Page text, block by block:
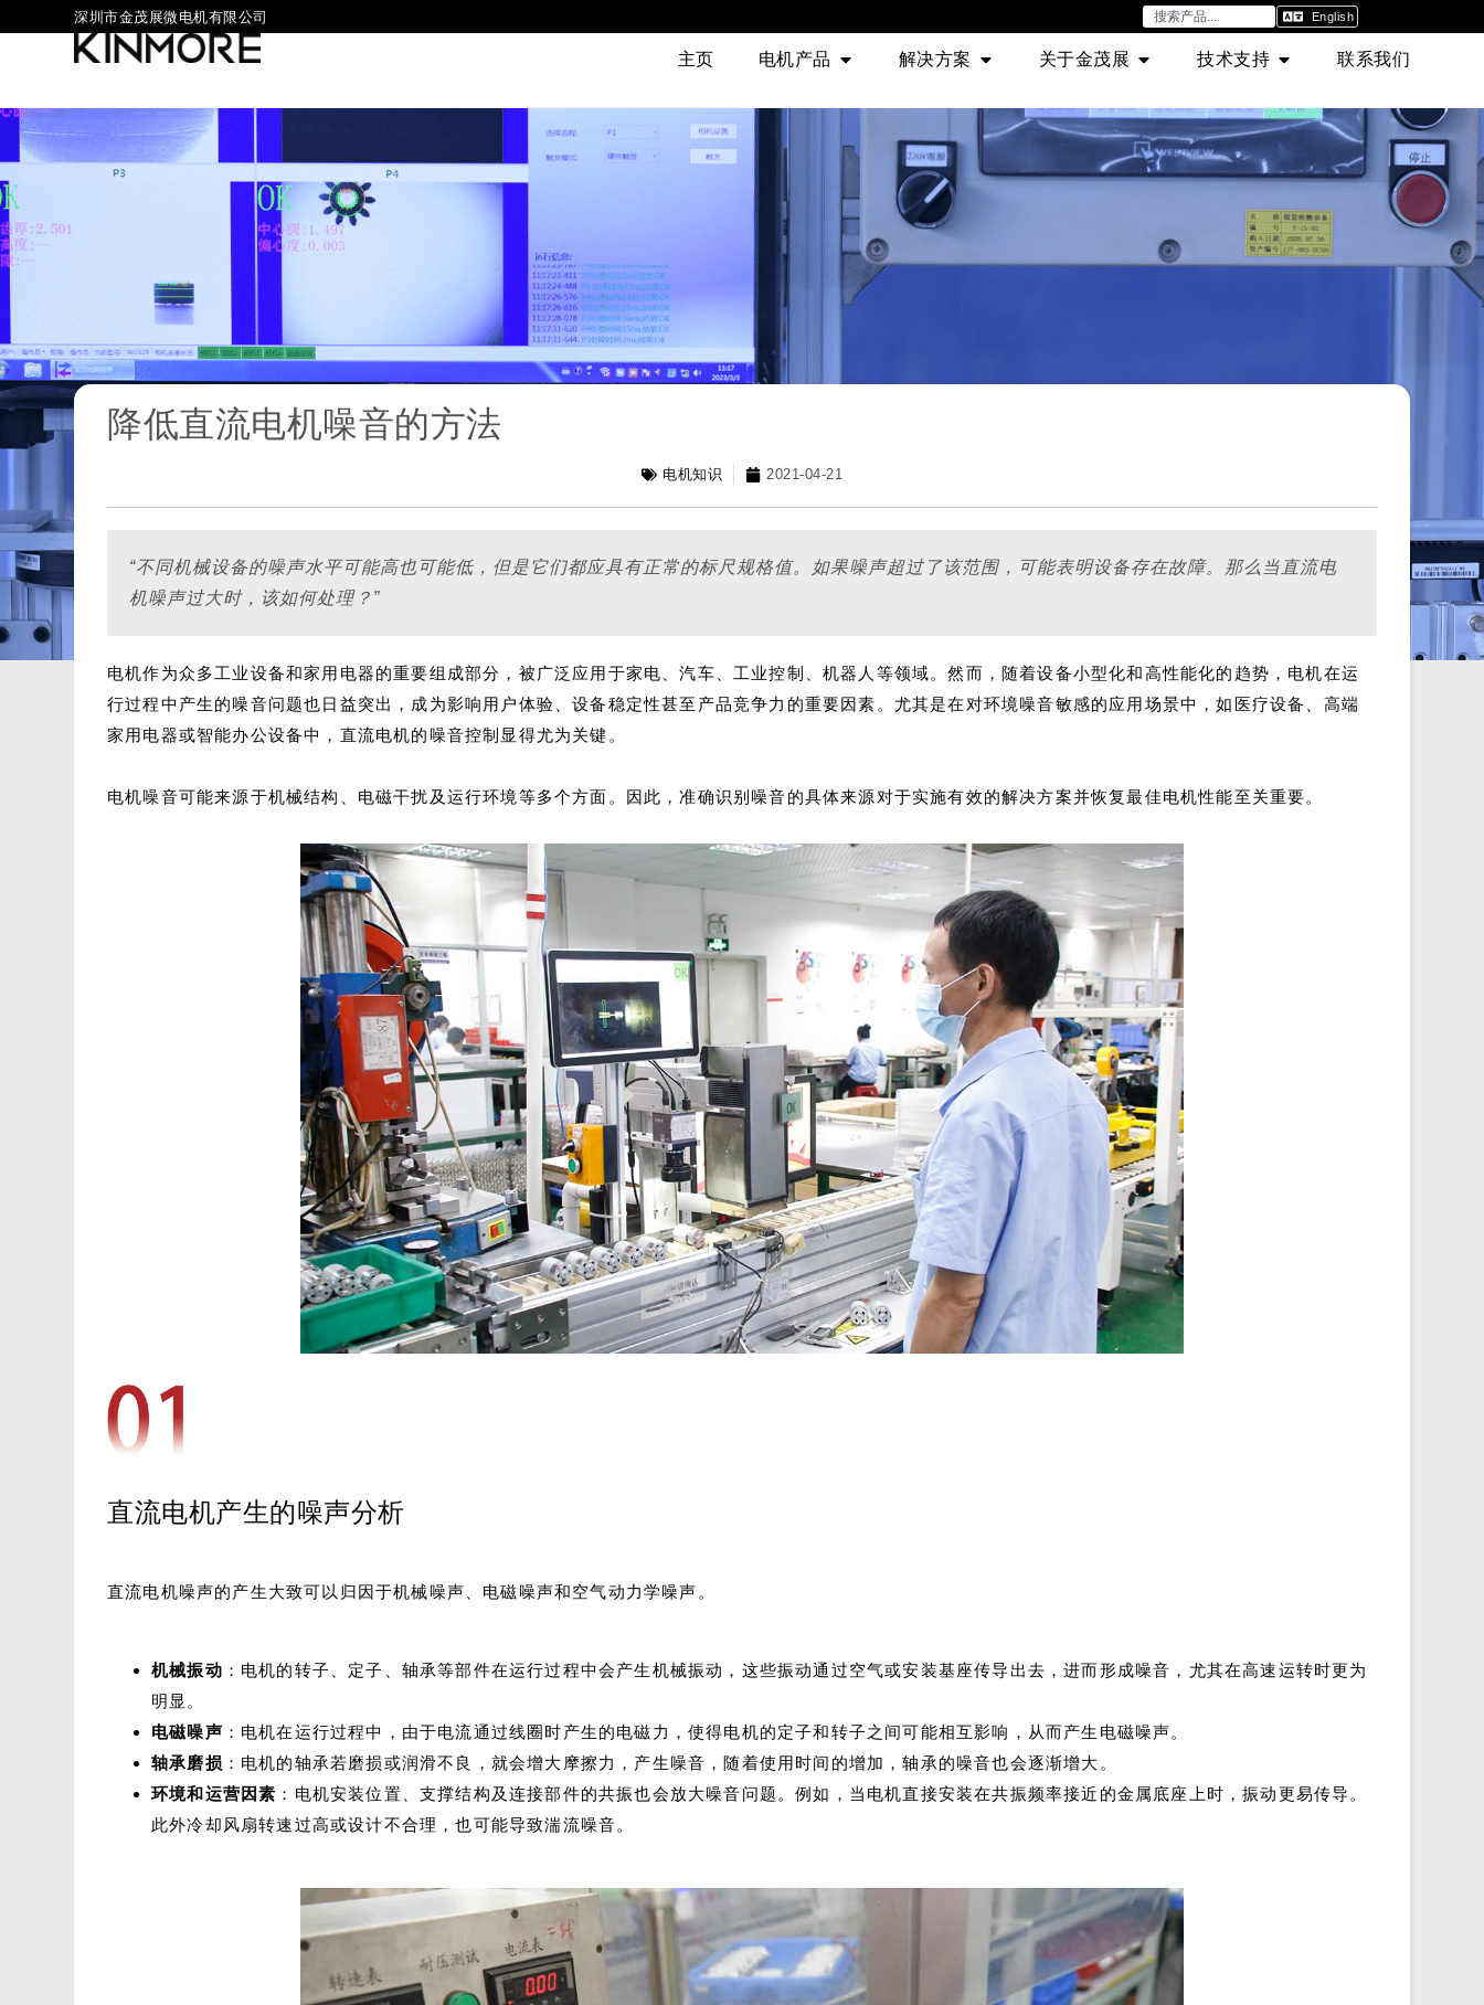
深圳市金茂展微电机有限公司 English
主页 电机产品 解决方案 关于金茂展 技术支持 联系我们
降低直流电机噪音的方法
电机知识 2021-04-21
“不同机械设备的噪声水平可能高也可能低，但是它们都应具有正常的标尺规格值。如果噪声超过了该范围，可能表明设备存在故障。那么当直流电
机噪声过大时，该如何处理？”
电机作为众多工业设备和家用电器的重要组成部分，被广泛应用于家电、汽车、工业控制、机器人等领域。然而，随着设备小型化和高性能化的趋势，电机在运
行过程中产生的噪音问题也日益突出，成为影响用户体验、设备稳定性甚至产品竞争力的重要因素。尤其是在对环境噪音敏感的应用场景中，如医疗设备、高端
家用电器或智能办公设备中，直流电机的噪音控制显得尤为关键。
电机噪音可能来源于机械结构、电磁干扰及运行环境等多个方面。因此，准确识别噪音的具体来源对于实施有效的解决方案并恢复最佳电机性能至关重要。
直流电机产生的噪声分析
直流电机噪声的产生大致可以归因于机械噪声、电磁噪声和空气动力学噪声。
机械振动 ：电机的转子、定子、轴承等部件在运行过程中会产生机械振动，这些振动通过空气或安装基座传导出去，进而形成噪音，尤其在高速运转时更为
明显。
电磁噪声 ：电机在运行过程中，由于电流通过线圈时产生的电磁力，使得电机的定子和转子之间可能相互影响，从而产生电磁噪声。
轴承磨损 ：电机的轴承若磨损或润滑不良，就会增大摩擦力，产生噪音，随着使用时间的增加，轴承的噪音也会逐渐增大。
环境和运营因素 ：电机安装位置、支撑结构及连接部件的共振也会放大噪音问题。例如，当电机直接安装在共振频率接近的金属底座上时，振动更易传导。
此外冷却风扇转速过高或设计不合理，也可能导致湍流噪音。